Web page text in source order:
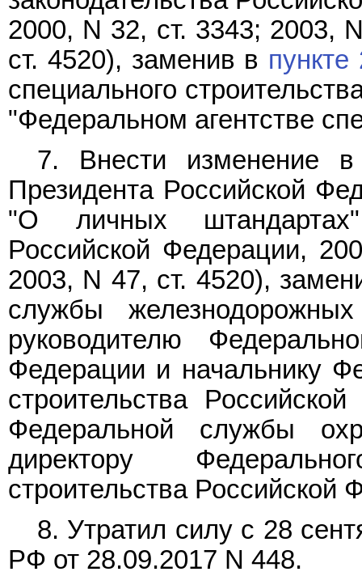
2000, N 32, ст. 3343; 2003,
ст. 4520), заменив в пункте
специального
"Федеральном агентстве
7. Внести изменение
Президента Российской
"О личных штандартах"
Российской Федерации,
2003, N 47, ст. 4520),
службы
руководителю
Федерации и начальнику
строительства
Федеральной службы
директору
строительства Российской
8. Утратил силу с 28
РФ от 28.09.2017 N 448.